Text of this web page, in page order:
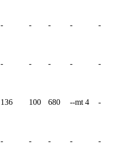
- - - - -
- - - - -
136 100 680 --mt 4 -
- - - - -